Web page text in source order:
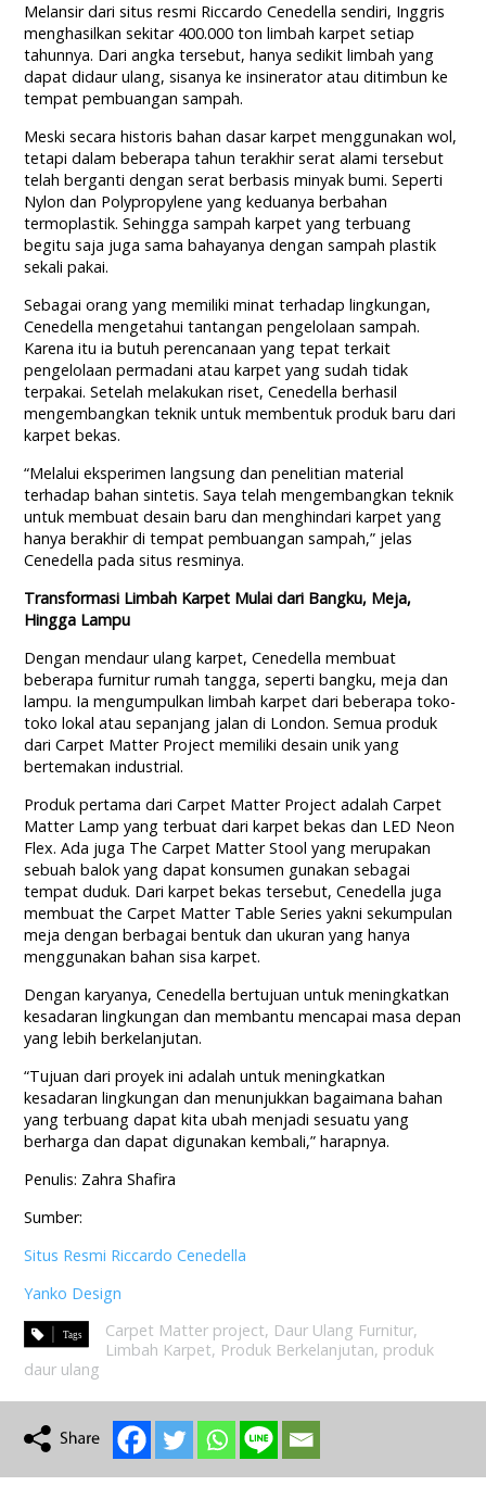
Melansir dari situs resmi Riccardo Cenedella sendiri, Inggris
menghasilkan sekitar 400.000 ton limbah karpet setiap
tahunnya. Dari angka tersebut, hanya sedikit limbah yang
dapat didaur ulang, sisanya ke insinerator atau ditimbun ke
tempat pembuangan sampah.
Meski secara historis bahan dasar karpet menggunakan wol,
tetapi dalam beberapa tahun terakhir serat alami tersebut
telah berganti dengan serat berbasis minyak bumi. Seperti
Nylon dan Polypropylene yang keduanya berbahan
termoplastik. Sehingga sampah karpet yang terbuang
begitu saja juga sama bahayanya dengan sampah plastik
sekali pakai.
Sebagai orang yang memiliki minat terhadap lingkungan,
Cenedella mengetahui tantangan pengelolaan sampah.
Karena itu ia butuh perencanaan yang tepat terkait
pengelolaan permadani atau karpet yang sudah tidak
terpakai. Setelah melakukan riset, Cenedella berhasil
mengembangkan teknik untuk membentuk produk baru dari
karpet bekas.
“Melalui eksperimen langsung dan penelitian material
terhadap bahan sintetis. Saya telah mengembangkan teknik
untuk membuat desain baru dan menghindari karpet yang
hanya berakhir di tempat pembuangan sampah,” jelas
Cenedella pada situs resminya.
Transformasi Limbah Karpet Mulai dari Bangku, Meja,
Hingga Lampu
Dengan mendaur ulang karpet, Cenedella membuat
beberapa furnitur rumah tangga, seperti bangku, meja dan
lampu. Ia mengumpulkan limbah karpet dari beberapa toko-
toko lokal atau sepanjang jalan di London. Semua produk
dari Carpet Matter Project memiliki desain unik yang
bertemakan industrial.
Produk pertama dari Carpet Matter Project adalah Carpet
Matter Lamp yang terbuat dari karpet bekas dan LED Neon
Flex. Ada juga The Carpet Matter Stool yang merupakan
sebuah balok yang dapat konsumen gunakan sebagai
tempat duduk. Dari karpet bekas tersebut, Cenedella juga
membuat the Carpet Matter Table Series yakni sekumpulan
meja dengan berbagai bentuk dan ukuran yang hanya
menggunakan bahan sisa karpet.
Dengan karyanya, Cenedella bertujuan untuk meningkatkan
kesadaran lingkungan dan membantu mencapai masa depan
yang lebih berkelanjutan.
“Tujuan dari proyek ini adalah untuk meningkatkan
kesadaran lingkungan dan menunjukkan bagaimana bahan
yang terbuang dapat kita ubah menjadi sesuatu yang
berharga dan dapat digunakan kembali,” harapnya.
Penulis: Zahra Shafira
Sumber:
Situs Resmi Riccardo Cenedella
Yanko Design
Carpet Matter project, Daur Ulang Furnitur,
Limbah Karpet, Produk Berkelanjutan, produk
daur ulang